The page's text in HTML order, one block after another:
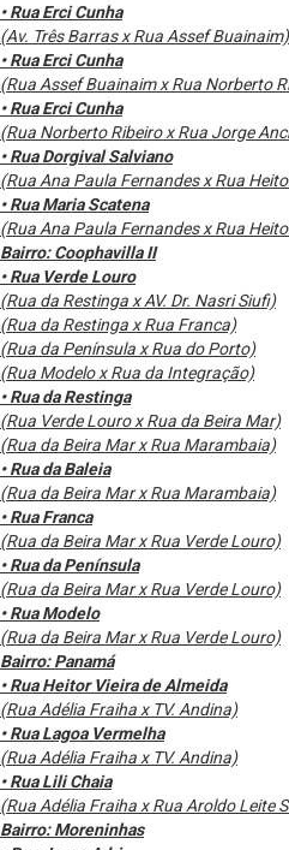
• Rua Erci Cunha
(Av. Três Barras x Rua Assef Buainaim)
• Rua Erci Cunha
(Rua Assef Buainaim x Rua Norberto
• Rua Erci Cunha
(Rua Norberto Ribeiro x Rua Jorge
• Rua Dorgival Salviano
(Rua Ana Paula Fernandes x Rua
• Rua Maria Scatena
(Rua Ana Paula Fernandes x Rua
Bairro: Coophavilla II
• Rua Verde Louro
(Rua da Restinga x AV. Dr. Nasri Siufi)
(Rua da Restinga x Rua Franca)
(Rua da Península x Rua do Porto)
(Rua Modelo x Rua da Integração)
• Rua da Restinga
(Rua Verde Louro x Rua da Beira Mar)
(Rua da Beira Mar x Rua Marambaia)
• Rua da Baleia
(Rua da Beira Mar x Rua Marambaia)
• Rua Franca
(Rua da Beira Mar x Rua Verde Louro)
• Rua da Península
(Rua da Beira Mar x Rua Verde Louro)
• Rua Modelo
(Rua da Beira Mar x Rua Verde Louro)
Bairro: Panamá
• Rua Heitor Vieira de Almeida
(Rua Adélia Fraiha x TV. Andina)
• Rua Lagoa Vermelha
(Rua Adélia Fraiha x TV. Andina)
• Rua Lili Chaia
(Rua Adélia Fraiha x Rua Aroldo Leite
Bairro: Moreninhas